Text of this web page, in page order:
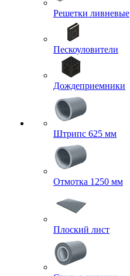
Решетки ливневые
Пескоуловители
Дождеприемники
Штрипс 625 мм
Отмотка 1250 мм
Плоский лист